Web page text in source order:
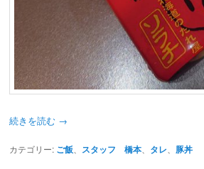
続きを読む →
カテゴリー: ご飯、 スタッフ 橋本、 タレ、豚丼